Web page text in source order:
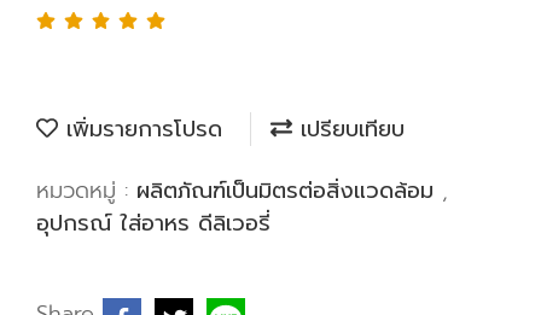
เพิ่มรายการโปรด
เปรียบเทียบ
หมวดหมู่ : ผลิตภัณฑ์เป็นมิตรต่อสิ่งแวดล้อม ,
อุปกรณ์ ใส่อาหร ดีลิเวอรี่